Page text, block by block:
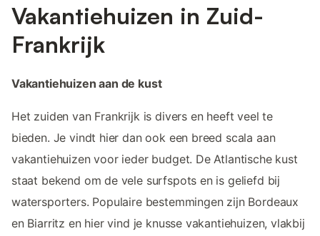
Vakantiehuizen in Zuid-
Frankrijk
Vakantiehuizen aan de kust
Het zuiden van Frankrijk is divers en heeft veel te
bieden. Je vindt hier dan ook een breed scala aan
vakantiehuizen voor ieder budget. De Atlantische kust
staat bekend om de vele surfspots en is geliefd bij
watersporters. Populaire bestemmingen zijn Bordeaux
en Biarritz en hier vind je knusse vakantiehuizen, vlakbij